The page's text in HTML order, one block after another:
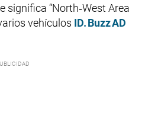
significa “North‑West Area
vehículos ID. Buzz AD